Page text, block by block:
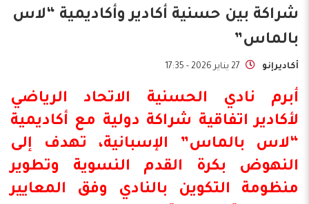
شراكة بين حسنية أكادير وأكاديمية “لاس
بالماس”
أكاديرإنو 27 يناير 2026 - 17:35
أبرم نادي الحسنية الاتحاد الرياضي
لأكادير اتفاقية شراكة دولية مع أكاديمية
“لاس بالماس” الإسبانية، تهدف إلى
النهوض بكرة القدم النسوية وتطوير
منظومة التكوين بالنادي وفق المعايير